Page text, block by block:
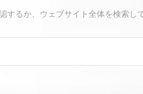
するか、ウェブサイト全体を検索し